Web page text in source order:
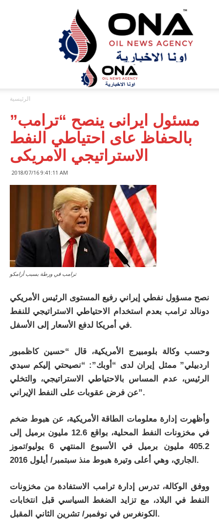
ONA™
NEWS
/
أونا
الاخبارية
الرئيسية
مسئول ايرانى ينصح “ترامب”
بالحفاظ عاى احتياطي النفط
الاستراتيجي الامريكى
2018/07/16 9:41:11 AM
ترامب في ورطة بسبب أرامكو
نصح مسؤول نفطي إيراني رفيع المستوى الرئيس الأمريكي
دونالد ترامب بعدم استخدام الاحتياطي الاستراتيجي للنفط
في أمريكا لدفع الأسعار إلى الأسفل.
وحسب وكالة بلومبيرج الأمريكية، قال “حسين كاظمبور
اردبيلي” ممثل إيران لدى “أوبك”: “نصيحتي إليكم سيدي
الرئيس، عدم المساس بالاحتياطي الاستراتيجي، والتخلي
عن فرض عقوبات على النفط الإيراني”.
وأظهرت إدارة معلومات الطاقة الأمريكية، عن هبوط ضخم
في مخزونات النفط المحلية، بواقع 12.6 مليون برميل إلى
405.2 مليون برميل في الأسبوع المنتهي 6 يوليو/تموز
الجاري، وهي أعلى وتيرة هبوط منذ سبتمبر/ أيلول 2016.
ووفق الوكالة، تدرس إدارة ترامب الاستفادة من مخزونات
النفط في البلاد، مع تزايد الضغط السياسي قبل انتخابات
الكونغرس في نوفمبر/ تشرين الثاني المقبل.